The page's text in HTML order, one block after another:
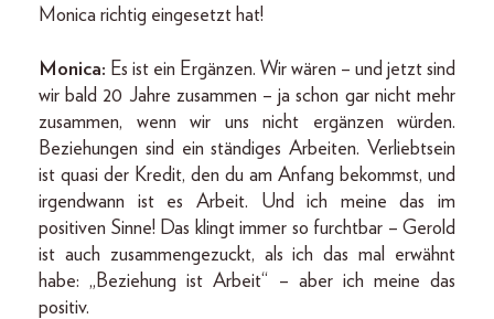
Monica richtig eingesetzt hat!
Monica: Es ist ein Ergänzen. Wir wären – und jetzt sind
wir bald 20 Jahre zusammen – ja schon gar nicht mehr
zusammen, wenn wir uns nicht ergänzen würden.
Beziehungen sind ein ständiges Arbeiten. Verliebtsein
ist quasi der Kredit, den du am Anfang bekommst, und
irgendwann ist es Arbeit. Und ich meine das im
positiven Sinne! Das klingt immer so furchtbar – Gerold
ist auch zusammengezuckt, als ich das mal erwähnt
habe: „Beziehung ist Arbeit“ – aber ich meine das
positiv.